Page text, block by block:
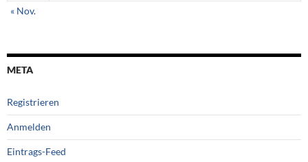
« Nov.
META
Registrieren
Anmelden
Eintrags-Feed